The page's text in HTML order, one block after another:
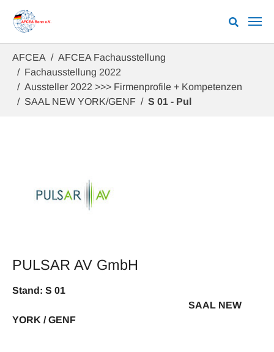
AFCEA
AFCEA Fachausstellung
Fachausstellung 2022
Aussteller 2022 >>> Firmenprofile + Kompetenzen
SAAL NEW YORK/GENF
S 01 - Pul
PULSAR AV GmbH
Stand: S 01
SAAL NEW
YORK / GENF